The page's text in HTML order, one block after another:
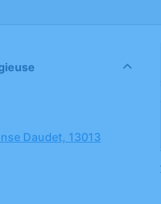
Daudet, 13013